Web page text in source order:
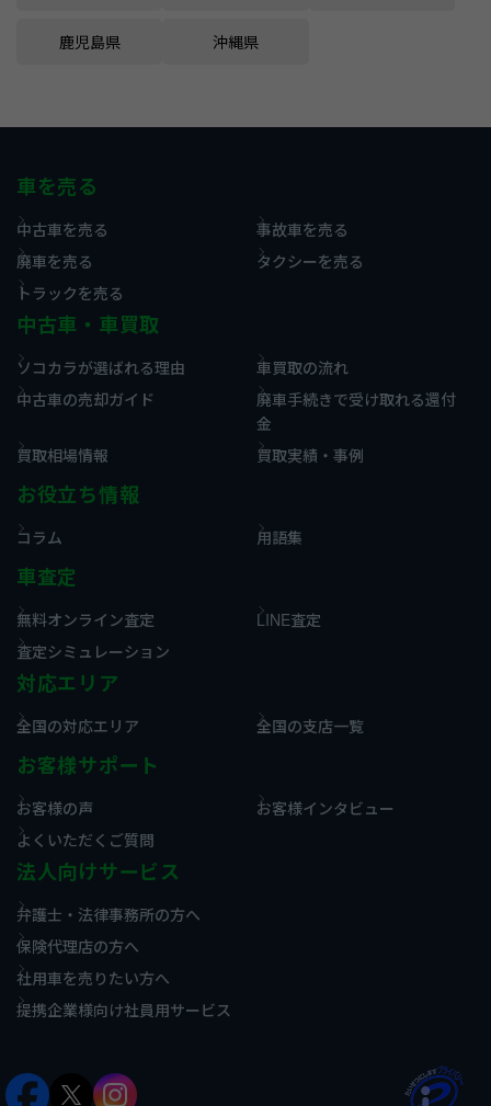
鹿児島県 沖縄県
車を売る
中古車を売る
事故車を売る
廃車を売る
タクシーを売る
トラックを売る
中古車・車買取
ソコカラが選ばれる理由
車買取の流れ
中古車の売却ガイド
廃車手続きで受け取れる還付
金
買取相場情報
買取実績・事例
お役立ち情報
コラム 用語集
車査定
無料オンライン査定
LINE査定
査定シミュレーション
対応エリア
全国の対応エリア 全国の支店一覧
お客様サポート
お客様の声
お客様インタビュー
よくいただくご質問
法人向けサービス
弁護士・法律事務所の方へ
保険代理店の方へ
社用車を売りたい方へ
提携企業様向け社員用サービス